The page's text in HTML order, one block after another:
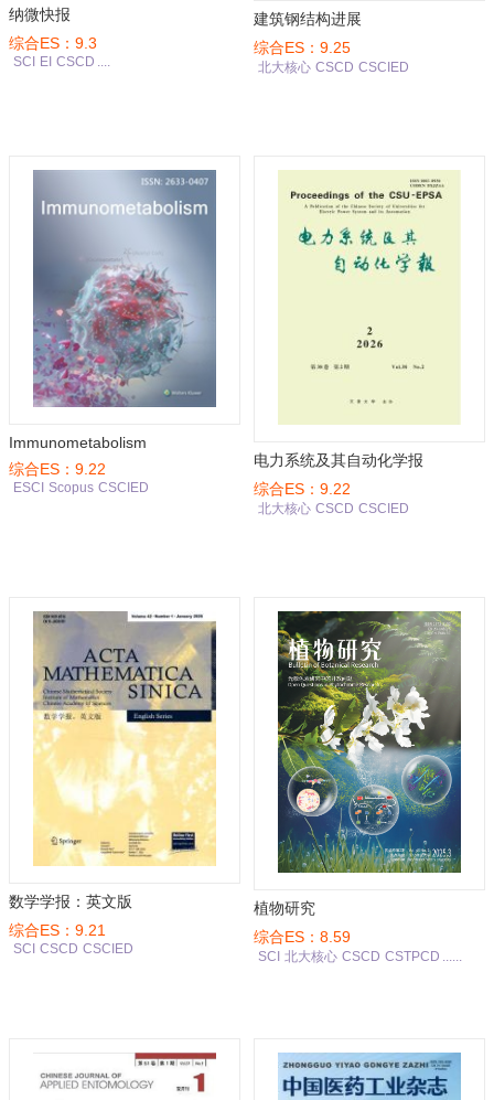
纳微快报
综合ES：9.3
SCI EI CSCD ....
建筑钢结构进展
综合ES：9.25
北大核心 CSCD CSCIED
Immunometabolism
综合ES：9.22
ESCI Scopus CSCIED
电力系统及其自动化学报
综合ES：9.22
北大核心 CSCD CSCIED
数学学报：英文版
综合ES：9.21
SCI CSCD CSCIED
植物研究
综合ES：8.59
SCI 北大核心 CSCD CSTPCD ......